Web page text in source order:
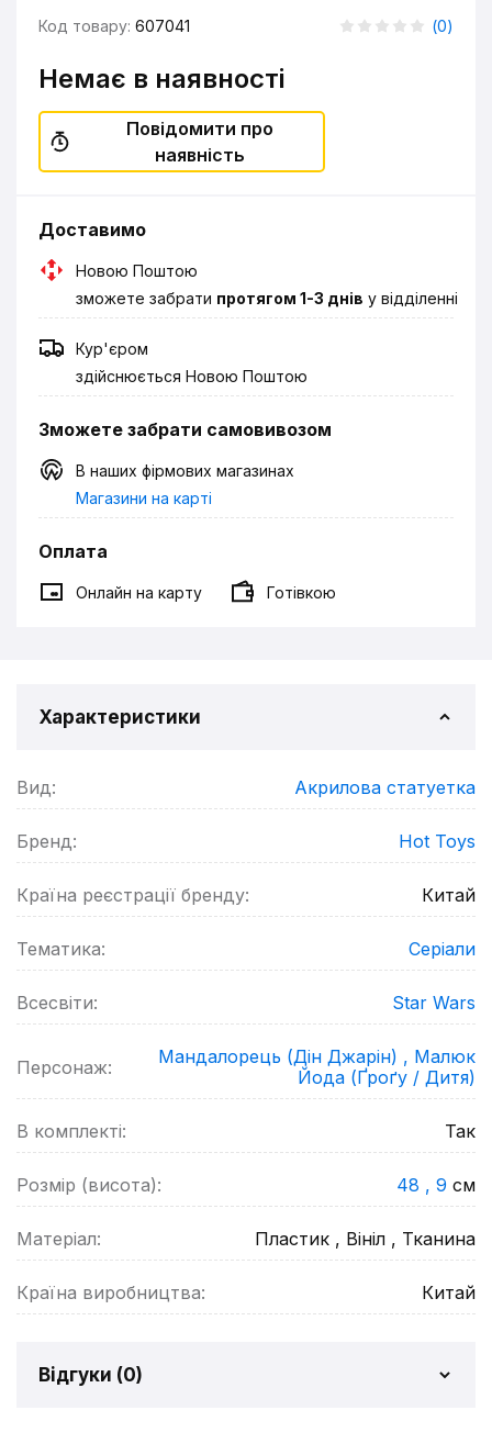
Код товару: 607041 (0)
Немає в наявності
Повідомити про
наявність
Доставимо
Новою Поштою
зможете забрати протягом 1-3 днів у відділенні
Кур'єром
здійснюється Новою Поштою
Зможете забрати самовивозом
В наших фірмових магазинах
Магазини на карті
Оплата
Онлайн на карту Готівкою
Характеристики
Вид: Акрилова статуетка
Бренд: Hot Toys
Країна реєстрації бренду: Китай
Тематика: Серіали
Всесвіти: Star Wars
Персонаж: Мандалорець (Дін Джарін) , Малюк
Йода (Ґроґу / Дитя)
В комплекті: Так
Розмір (висота): 48 , 9 см
Матеріал: Пластик , Вініл , Тканина
Країна виробництва: Китай
Відгуки (0)